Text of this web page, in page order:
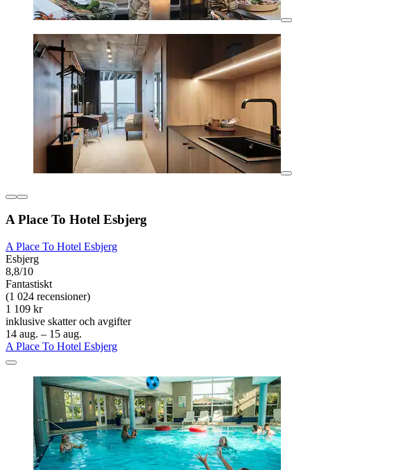
A Place To Hotel Esbjerg
A Place To Hotel Esbjerg
Esbjerg
8,8/10
Fantastiskt
(1 024 recensioner)
1 109 kr
inklusive skatter och avgifter
14 aug. – 15 aug.
A Place To Hotel Esbjerg